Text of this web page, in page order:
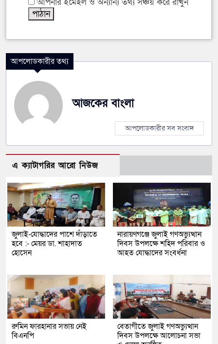
আপনার ইমেইল ও অন্যান্য তথ্য সঞ্চয় করে রাখুন
আপলোডকারীর তথ্য
আজকের বাংলা
আপলোডকারীর সব সংবাদ
এ ক্যাটাগরির আরো নিউজ
জুলাই-যোদ্ধাদের পাশে দাঁড়াতে
হবে :- মেয়র ডা. শাহাদাত
হোসেন
নারায়ণগঞ্জে জুলাই গণঅভ্যুত্থান
দিবস উপলক্ষে শহিদ পরিবার ও
আহত যোদ্ধাদের সংবর্ধনা
রুমিন ফারহানার সভায় নেই
বিএনপি
বেতাগীতে জুলাই গণঅভ্যুত্থান
দিবস উপলক্ষে আলোচনা সভা